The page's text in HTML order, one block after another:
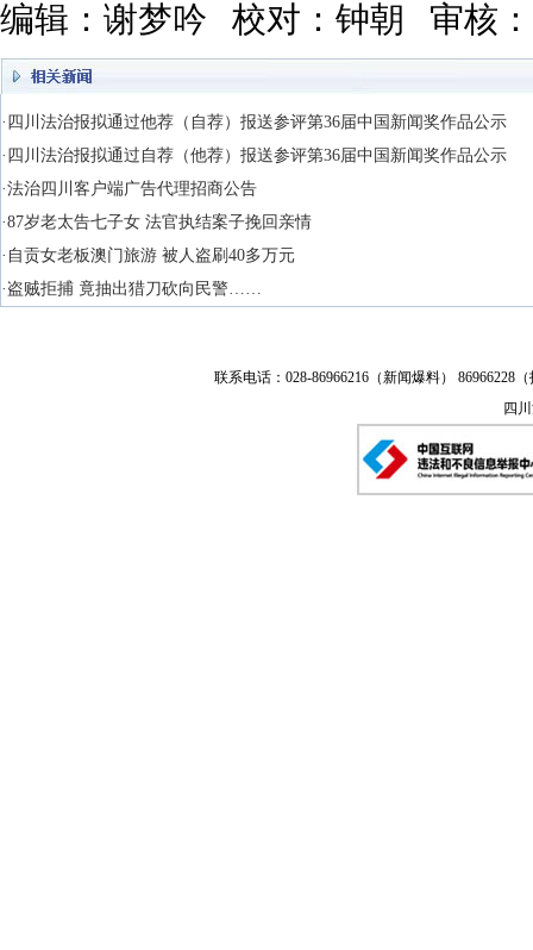
编辑：谢梦吟 校对：钟朝 审核
·四川法治报拟通过他荐（自荐）报送参评第36届中国新闻奖作品公示
·四川法治报拟通过自荐（他荐）报送参评第36届中国新闻奖作品公示
·法治四川客户端广告代理招商公告
·87岁老太告七子女 法官执结案子挽回亲情
·自贡女老板澳门旅游 被人盗刷40多万元
·盗贼拒捕 竟抽出猎刀砍向民警……
联系电话：028-86966216（新闻爆料） 86966228
四